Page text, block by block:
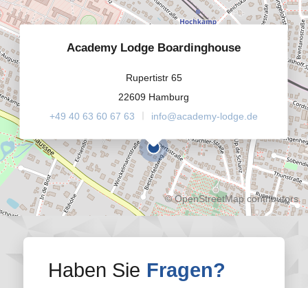
Haben Sie Fragen?
Academy Lodge Boardinghouse
Rupertistr 65
22609 Hamburg
+49 40 63 60 67 63
info@academy-lodge.de
©OpenStreetMapcontributors.